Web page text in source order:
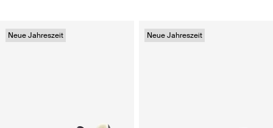
Neue Jahreszeit Neue Jahreszeit